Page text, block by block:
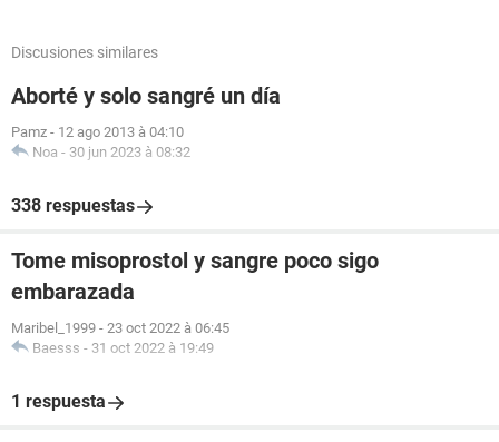
Discusiones similares
Aborté y solo sangré un día
Pamz - 12 ago 2013 à 04:10
Noa - 30 jun 2023 à 08:32
338 respuestas
Tome misoprostol y sangre poco sigo
embarazada
Maribel_1999 - 23 oct 2022 à 06:45
Baesss - 31 oct 2022 à 19:49
1 respuesta